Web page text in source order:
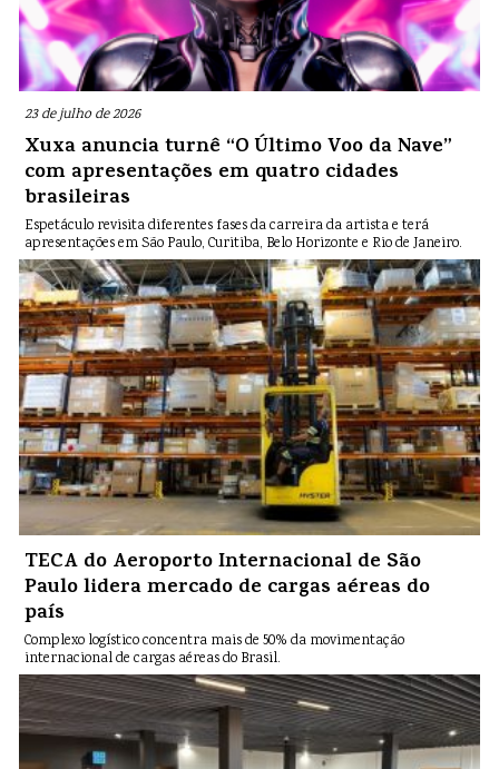
23 de julho de 2026
Xuxa anuncia turnê “O Último Voo da Nave”
com apresentações em quatro cidades
brasileiras
Espetáculo revisita diferentes fases da carreira da artista e terá
apresentações em São Paulo, Curitiba, Belo Horizonte e Rio de Janeiro.
TECA do Aeroporto Internacional de São
Paulo lidera mercado de cargas aéreas do
país
Complexo logístico concentra mais de 50% da movimentação
internacional de cargas aéreas do Brasil.